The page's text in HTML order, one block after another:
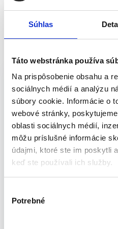
Súhlas
Táto webstránka používa
Na prispôsobenie obsahu a
sociálnych médií a analýzu
súbory cookie. Informácie o
webové stránky,
oblasti sociálnych médií,
môžu príslušné informácie
údajmi, ktoré ste im poskytli
keď ste používali ich služby.
Potrebné
práce na ťažko prístupných
pravého/ľavého chodu na hlave
odvetrávacieho prieduchu pod
štvorhranné upínanie.
Račňový pneumatický uťahovák
práce na ťažko prístupných
pravého/ľavého chodu na hlave
odvetrávacieho prieduchu pod
štvorhranné upínanie.
adaptér 1/2″, olejnička, prípojná